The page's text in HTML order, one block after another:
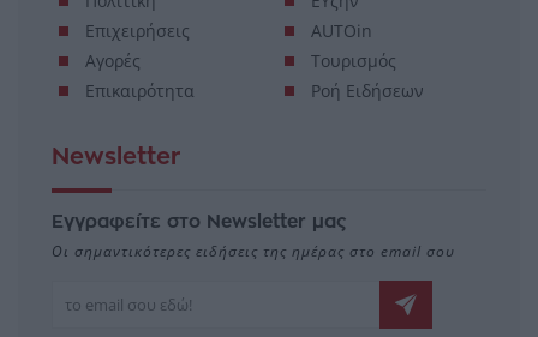
Πολιτική
Επιχειρήσεις
Αγορές
ΕΥζην
AUTOin
Τουρισμός
Newsletter
Εγγραφείτε στο Newsletter μας
Οι σημαντικότερες ειδήσεις της ημέρας στο email σου